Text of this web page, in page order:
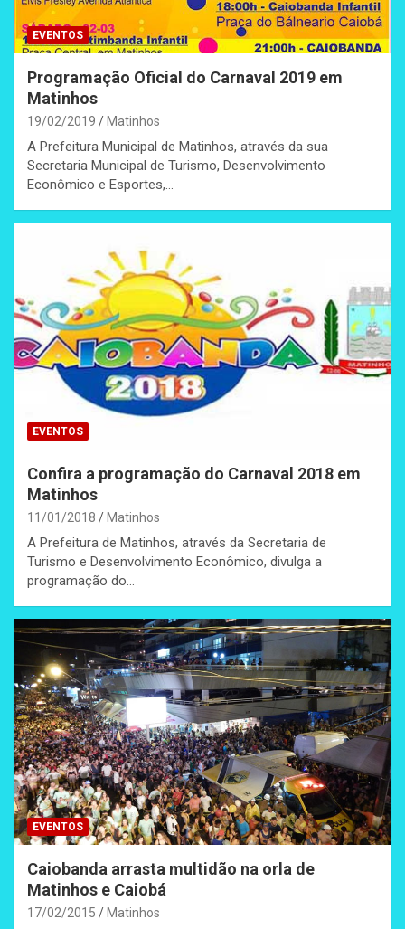
EVENTOS
Programação Oficial do Carnaval 2019 em
Matinhos
19/02/2019 Matinhos
A Prefeitura Municipal de Matinhos, através da sua
Secretaria Municipal de Turismo, Desenvolvimento
Econômico e Esportes,…
EVENTOS
Confira a programação do Carnaval 2018 em
Matinhos
11/01/2018 Matinhos
A Prefeitura de Matinhos, através da Secretaria de
Turismo e Desenvolvimento Econômico, divulga a
programação do…
EVENTOS
Caiobanda arrasta multidão na orla de
Matinhos e Caiobá
17/02/2015 Matinhos